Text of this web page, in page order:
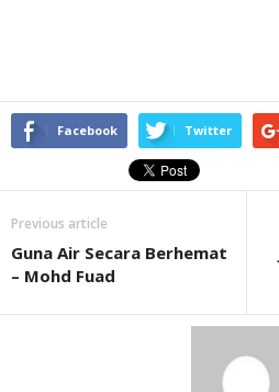
Facebook Twitter
Previous article
Guna Air Secara Berhemat
– Mohd Fuad